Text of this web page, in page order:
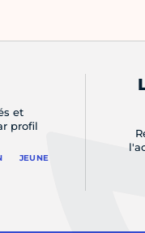
et
profil
JEUNE